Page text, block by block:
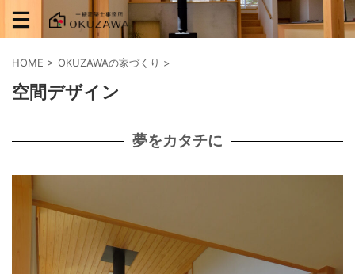
HOME > OKUZAWAの家づくり >
空間デザイン
夢をカタチに